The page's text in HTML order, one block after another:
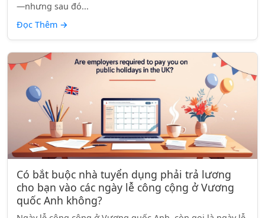
—nhưng sau đó...
Đọc Thêm →
Có bắt buộc nhà tuyển dụng phải trả lương
cho bạn vào các ngày lễ công cộng ở Vương
quốc Anh không?